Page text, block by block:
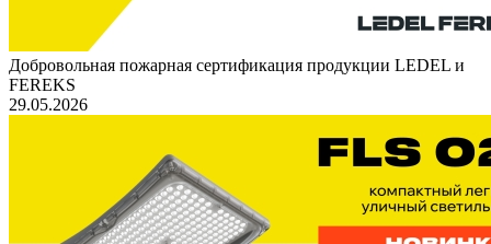
Добровольная пожарная сертификация продукции LEDEL и
FEREKS
29.05.2026